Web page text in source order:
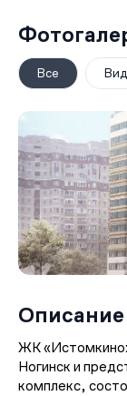
Все
Описание
ЖК
Ногинск и
комплекс,